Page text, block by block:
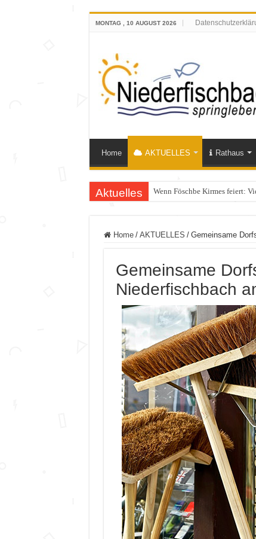
MONTAG , 10 AUGUST 2026
Home AKTUELLES Rathaus
Aktuelles Polizeieinsatz nach
Home / AKTUELLES / Gemeinsame
Gemeinsame
Niederfischbach